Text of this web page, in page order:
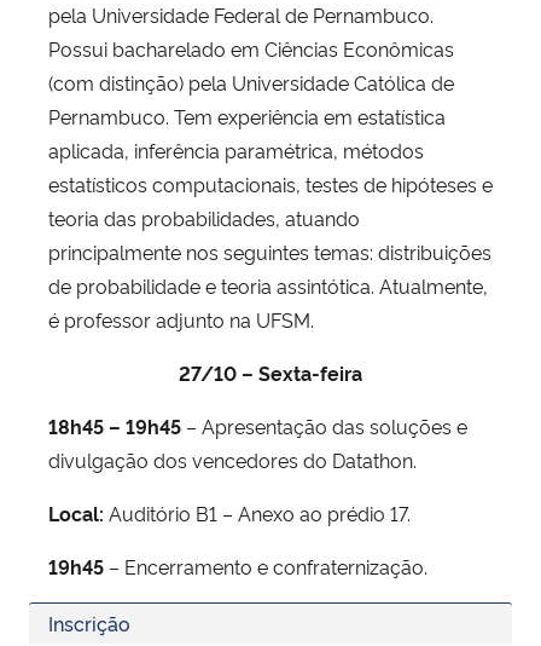
pela Universidade Federal de Pernambuco.
Possui bacharelado em Ciências Econômicas
(com distinção) pela Universidade Católica de
Pernambuco. Tem experiência em estatística
aplicada, inferência paramétrica, métodos
estatísticos computacionais, testes de hipóteses e
teoria das probabilidades, atuando
principalmente nos seguintes temas: distribuições
de probabilidade e teoria assintótica. Atualmente,
é professor adjunto na UFSM.
27/10 – Sexta-feira
18h45 – 19h45 – Apresentação das soluções e
divulgação dos vencedores do Datathon.
Local: Auditório B1 – Anexo ao prédio 17.
19h45 – Encerramento e confraternização.
Inscrição